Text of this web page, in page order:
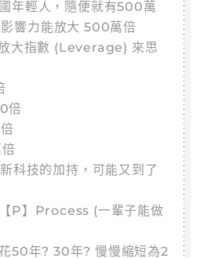
年輕人，隨便就有500萬
響力能放大 500萬倍
大指數 (Leverage) 來思
倍
科技的加持，可能又到了
P】Process (一輩子能做
50年? 30年? 慢慢縮短為2